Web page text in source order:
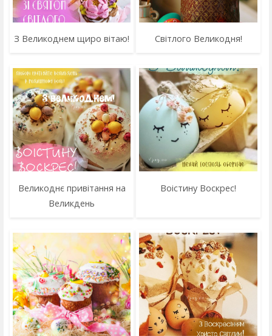
З Великоднем щиро вітаю! Світлого Великодня!
Великоднє привітання на
Великдень
Воістину Воскрес!